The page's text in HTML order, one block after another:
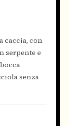
caccia, con
serpente e
senza